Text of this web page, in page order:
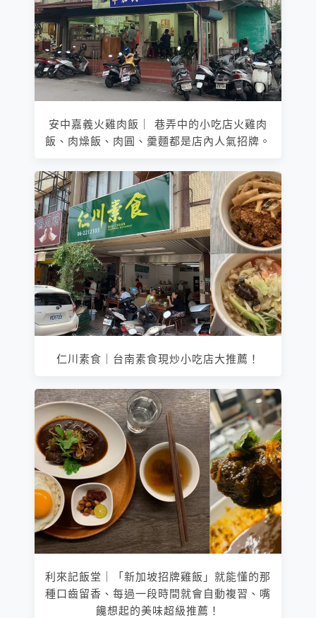
安中嘉義火雞肉飯｜ 巷弄中的小吃店火雞肉
飯、肉燥飯、肉圓、羹麵都是店內人氣招牌。
仁川素食｜台南素食現炒小吃店大推薦！
利來記飯堂｜「新加坡招牌雞飯」就能懂的那
種口齒留香、每過一段時間就會自動複習、嘴
饞想起的美味超級推薦！